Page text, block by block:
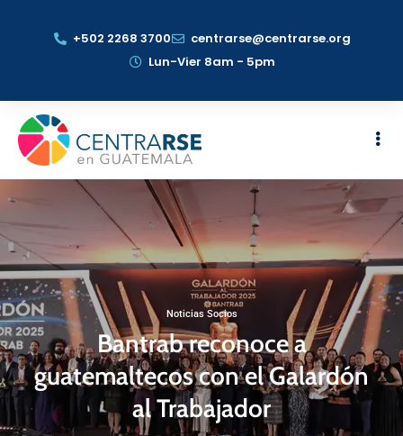
+502 2268 3700
centrarse@centrarse.org
Lun-Vier 8am - 5pm
Noticias Socios
Bantrab reconoce a
guatemaltecos con el Galardón
al Trabajador